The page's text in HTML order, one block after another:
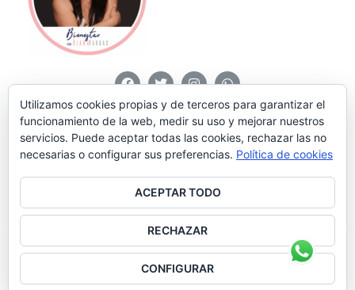
Design by Macondo ConsultoresTheme: Diana
Vargasby Macondo .
© 2026 Diana Vargas - Diseñado porMacondo
Utilizamos cookies propias y de terceros para garantizar el
funcionamiento de la web, medir su uso y mejorar nuestros
servicios. Puede aceptar todas las cookies, rechazar las no
necesarias o configurar sus preferencias. Política de cookies
ACEPTAR TODO
RECHAZAR
CONFIGURAR